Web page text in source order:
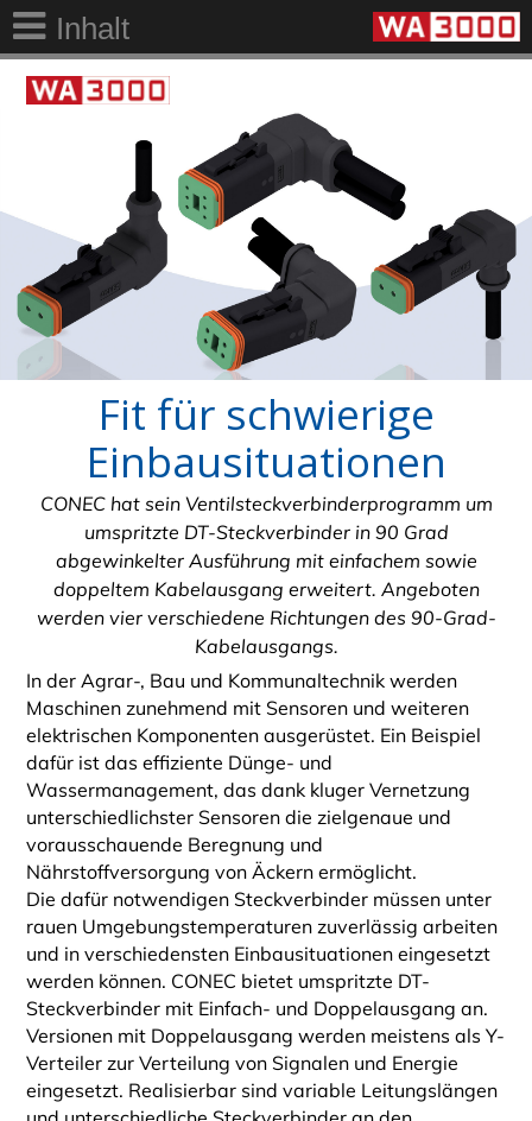
Inhalt
Fit für schwierige
Einbausituationen
CONEC hat sein Ventilsteckverbinderprogramm um
umspritzte DT-Steckverbinder in 90 Grad
abgewinkelter Ausführung mit einfachem sowie
doppeltem Kabelausgang erweitert. Angeboten
werden vier verschiedene Richtungen des 90-Grad-
Kabelausgangs.
In der Agrar-, Bau und Kommunaltechnik werden
Maschinen zunehmend mit Sensoren und weiteren
elektrischen Komponenten ausgerüstet. Ein Beispiel
dafür ist das effiziente Dünge- und
Wassermanagement, das dank kluger Vernetzung
unterschiedlichster Sensoren die zielgenaue und
vorausschauende Beregnung und
Nährstoffversorgung von Äckern ermöglicht.
Die dafür notwendigen Steckverbinder müssen unter
rauen Umgebungstemperaturen zuverlässig arbeiten
und in verschiedensten Einbausituationen eingesetzt
werden können. CONEC bietet umspritzte DT-
Steckverbinder mit Einfach- und Doppelausgang an.
Versionen mit Doppelausgang werden meistens als Y-
Verteiler zur Verteilung von Signalen und Energie
eingesetzt. Realisierbar sind variable Leitungslängen